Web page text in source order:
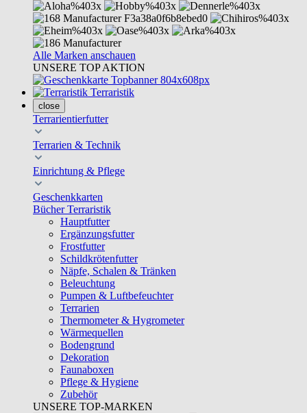
Alle Marken anschauen
UNSERE TOP AKTION
Terraristik
close
Terrarientierfutter
Terrarien & Technik
Einrichtung & Pflege
Geschenkkarten
Bücher Terraristik
Hauptfutter
Ergänzungsfutter
Frostfutter
Schildkrötenfutter
Näpfe, Schalen & Tränken
Beleuchtung
Pumpen & Luftbefeuchter
Terrarien
Thermometer & Hygrometer
Wärmequellen
Bodengrund
Dekoration
Faunaboxen
Pflege & Hygiene
Zubehör
UNSERE TOP-MARKEN